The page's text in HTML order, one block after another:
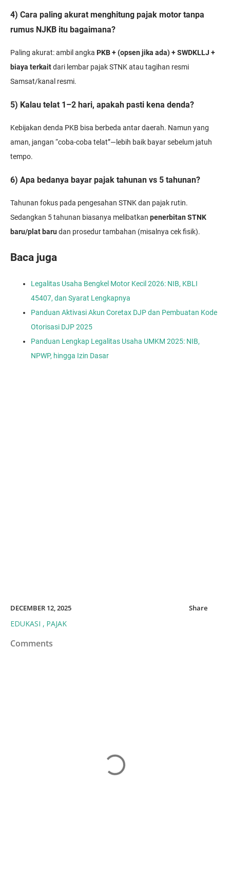
4) Cara paling akurat menghitung pajak motor tanpa
rumus NJKB itu bagaimana?
Paling akurat: ambil angka PKB + (opsen jika ada) + SWDKLLJ +
biaya terkaitdari lembar pajak STNK atau tagihan resmi
Samsat/kanal resmi.
5) Kalau telat 1–2 hari, apakah pasti kena denda?
Kebijakan denda PKB bisa berbeda antar daerah. Namun yang
aman, jangan “coba-coba telat”—lebih baik bayar sebelum jatuh
tempo.
6) Apa bedanya bayar pajak tahunan vs 5 tahunan?
Tahunan fokus pada pengesahan STNK dan pajak rutin.
Sedangkan 5 tahunan biasanya melibatkan penerbitan STNK
baru/plat barudan prosedur tambahan (misalnya cek fisik).
Baca juga
Legalitas Usaha Bengkel Motor Kecil 2026: NIB, KBLI
45407, dan Syarat Lengkapnya
Panduan Aktivasi Akun Coretax DJP dan Pembuatan Kode
Otorisasi DJP 2025
Panduan Lengkap Legalitas Usaha UMKM 2025: NIB,
NPWP, hingga Izin Dasar
DECEMBER 12, 2025
EDUKASI PAJAK
Share
Comments